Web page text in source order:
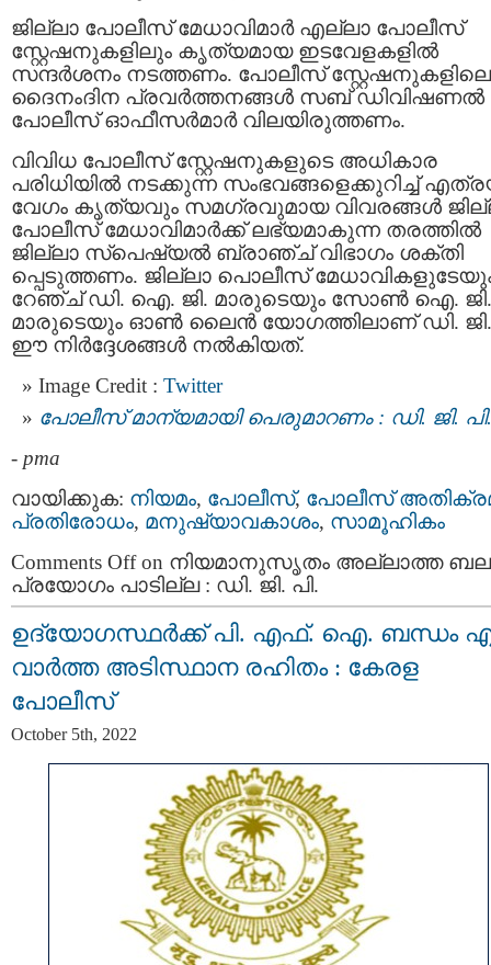
ജില്ലാ പോലീസ് മേധാവിമാര്‍ എല്ലാ പോലീസ്
സ്റ്റേഷനുകളിലും കൃത്യമായ ഇടവേളകളില്‍
സന്ദര്‍ശനം നടത്തണം. പോലീസ് സ്റ്റേഷനുകളിലെ
ദൈനംദിന പ്രവര്‍ത്തനങ്ങള്‍ സബ് ഡിവിഷണല്‍
പോലീസ് ഓഫീസര്‍മാര്‍ വിലയിരുത്തണം.
വിവിധ പോലീസ് സ്റ്റേഷനുകളുടെ അധികാര
പരിധിയില്‍ നടക്കുന്ന സംഭവങ്ങളെക്കുറിച്ച്
വേഗം കൃത്യവും സമഗ്രവുമായ വിവരങ്ങള്‍
പോലീസ് മേധാവിമാര്‍ക്ക് ലഭ്യമാകുന്ന തരത്തില്‍
ജില്ലാ സ്‌പെഷ്യല്‍ ബ്രാഞ്ച് വിഭാഗം ശക്തി
പ്പെടുത്തണം. ജില്ലാ പൊലീസ്
റേഞ്ച് ഡി. ഐ. ജി. മാരുടെയും സോൺ ഐ. ജി.
മാരുടെയും ഓൺ ലൈൻ യോഗത്തിലാണ് ഡി. ജി.
ഈ നിർദ്ദേശങ്ങൾ നൽകിയത്.
Image Credit : Twitter
പോലീസ് മാന്യമായി പെരുമാറണം : ഡി. ജി. പി.
- pma
വായിക്കുക: നിയമം, പോലീസ്, പോലീസ്‌
പ്രതിരോധം, മനുഷ്യാവകാശം, സാമൂഹികം
Comments Offon നിയമാനുസൃതം അല്ലാത്ത ബല
പ്രയോഗം പാടില്ല : ഡി. ജി. പി.
ഉദ്യോഗസ്ഥര്‍ക്ക് പി. എഫ്. ഐ. ബന്ധം
വാർത്ത അടിസ്ഥാന രഹിതം : കേരള
പോലീസ്
October 5th, 2022